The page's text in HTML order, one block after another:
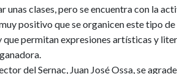
unas clases, pero se encuentra con la
positivo que se organicen este tipo
permitan expresiones artísticas y
del Sernac, Juan José Ossa, se